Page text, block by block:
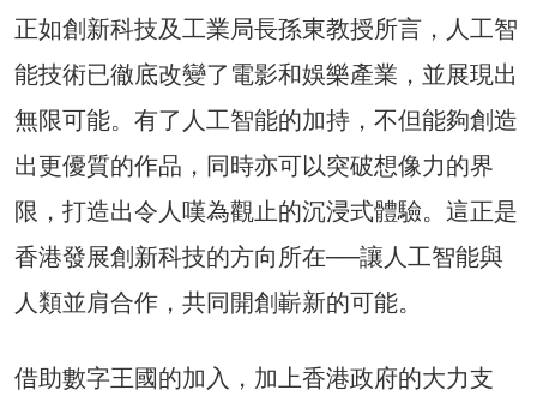
正如創新科技及工業局長孫東教授所言，人工智
能技術已徹底改變了電影和娛樂產業，並展現出
無限可能。有了人工智能的加持，不但能夠創造
出更優質的作品，同時亦可以突破想像力的界
限，打造出令人嘆為觀止的沉浸式體驗。這正是
香港發展創新科技的方向所在──讓人工智能與
人類並肩合作，共同開創嶄新的可能。
借助數字王國的加入，加上香港政府的大力支